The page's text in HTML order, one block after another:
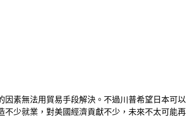
素無法用貿易手段解決。不過川普希望日本可以
少就業，對美國經濟貢獻不少，未來不太可能再